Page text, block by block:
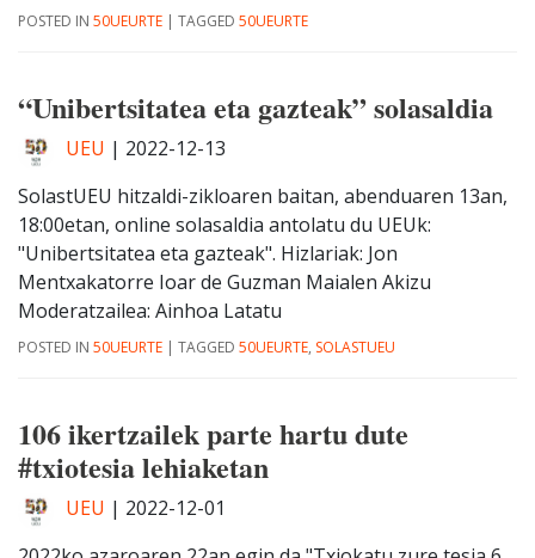
POSTED IN 50UEURTE | TAGGED 50UEURTE
“Unibertsitatea eta gazteak” solasaldia
UEU | 2022-12-13
SolastUEU hitzaldi-zikloaren baitan, abenduaren 13an,
18:00etan, online solasaldia antolatu du UEUk:
"Unibertsitatea eta gazteak". Hizlariak: Jon
Mentxakatorre Ioar de Guzman Maialen Akizu
Moderatzailea: Ainhoa Latatu
POSTED IN 50UEURTE | TAGGED 50UEURTE, SOLASTUEU
106 ikertzailek parte hartu dute
#txiotesia lehiaketan
UEU | 2022-12-01